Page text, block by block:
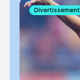
Divertissement